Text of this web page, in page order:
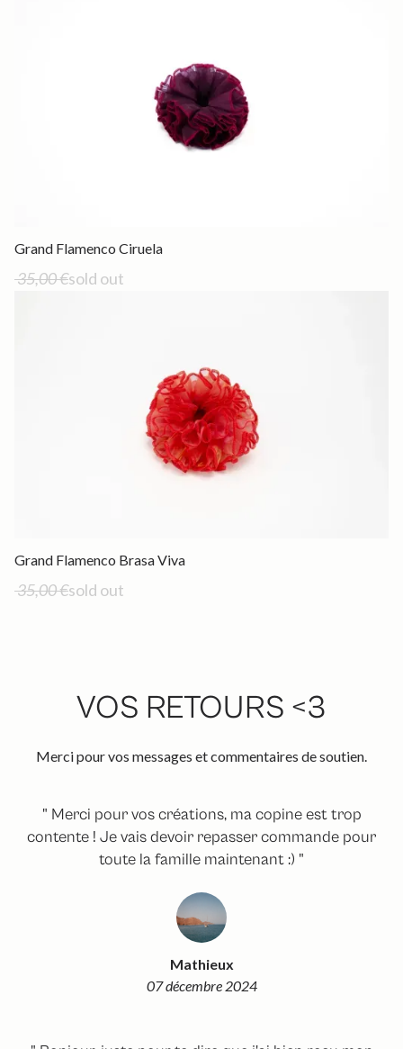
Out of stock
Grand Flamenco Ciruela
35,00 €sold out
Out of stock
Grand Flamenco Brasa Viva
35,00 €sold out
VOS RETOURS <3
Merci pour vos messages et commentaires de soutien.
" Merci pour vos créations, ma copine est trop
contente ! Je vais devoir repasser commande pour
toute la famille maintenant :) "
Mathieux
07 décembre 2024